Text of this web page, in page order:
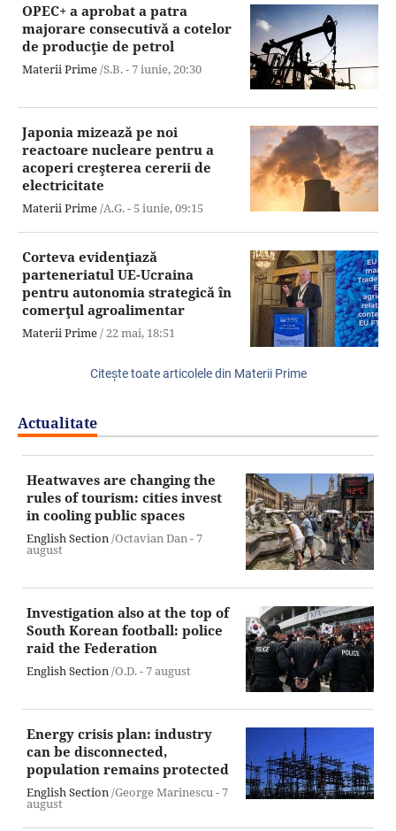
OPEC+ a aprobat a patra
majorare consecutivă a cotelor
de producţie de petrol
Materii Prime/S.B. -7 iunie,20:30
Japonia mizează pe noi
reactoare nucleare pentru a
acoperi creşterea cererii de
electricitate
Materii Prime/A.G. - 5 iunie,09:15
Corteva evidenţiază
parteneriatul UE-Ucraina
pentru autonomia strategică în
comerţul agroalimentar
Materii Prime/22 mai, 18:51
Citeşte toate articolele din Materii Prime
Actualitate
Heatwaves are changing the
rules of tourism: cities invest
in cooling public spaces
English Section/Octavian Dan -7
august
Investigation also at the top of
South Korean football: police
raid the Federation
English Section/O.D. -7 august
Energy crisis plan: industry
can be disconnected,
population remains protected
English Section/George Marinescu -7
august